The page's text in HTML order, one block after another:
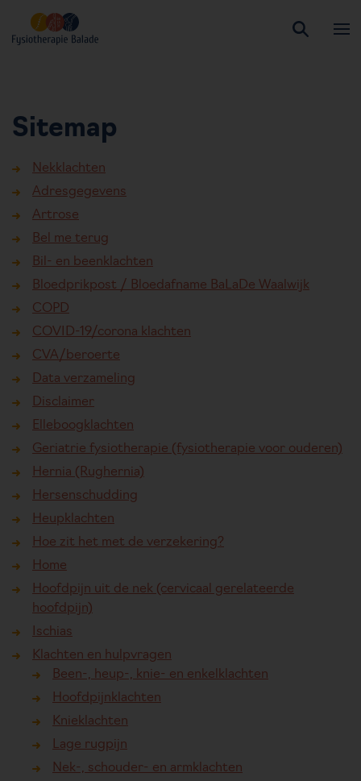
Sitemap
Nekklachten
Adresgegevens
Artrose
Bel me terug
Bil- en beenklachten
Bloedprikpost / Bloedafname BaLaDe Waalwijk
COPD
COVID-19/corona klachten
CVA/beroerte
Data verzameling
Disclaimer
Elleboogklachten
Geriatrie fysiotherapie (fysiotherapie voor ouderen)
Hernia (Rughernia)
Hersenschudding
Heupklachten
Hoe zit het met de verzekering?
Home
Hoofdpijn uit de nek (cervicaal gerelateerde
hoofdpijn)
Ischias
Klachten en hulpvragen
Been-, heup-, knie- en enkelklachten
Hoofdpijnklachten
Knieklachten
Lage rugpijn
Nek-, schouder- en armklachten